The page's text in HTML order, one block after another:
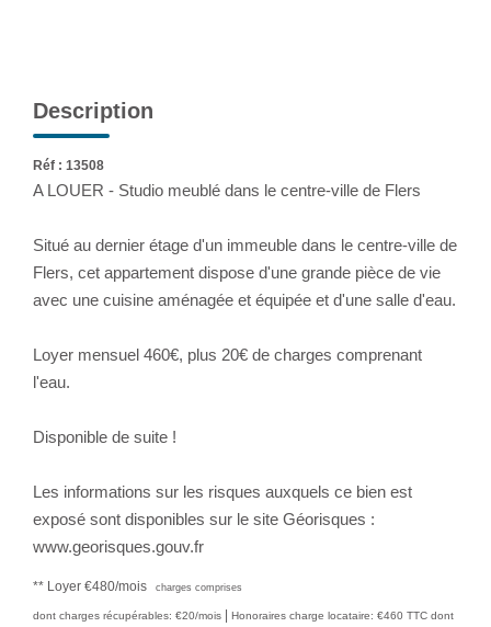
Description
Réf : 13508
A LOUER - Studio meublé dans le centre-ville de Flers
Situé au dernier étage d'un immeuble dans le centre-ville de
Flers, cet appartement dispose d'une grande pièce de vie
avec une cuisine aménagée et équipée et d'une salle d'eau.
Loyer mensuel 460€, plus 20€ de charges comprenant
l'eau.
Disponible de suite !
Les informations sur les risques auxquels ce bien est
exposé sont disponibles sur le site Géorisques :
www.georisques.gouv.fr
** Loyer €480/mois charges comprises
dont charges récupérables: €20/mois | Honoraires charge locataire: €460 TTC dont